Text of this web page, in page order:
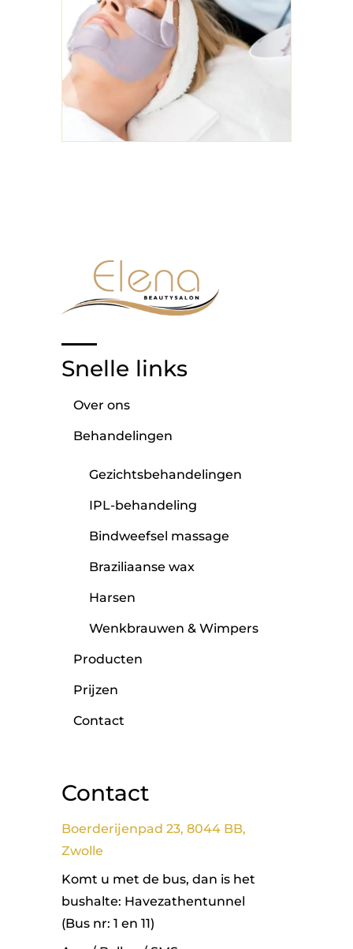
Snelle links
Over ons
Behandelingen
Gezichtsbehandelingen
IPL-behandeling
Bindweefsel massage
Braziliaanse wax
Harsen
Wenkbrauwen & Wimpers
Producten
Prijzen
Contact
Contact
Boerderijenpad 23, 8044 BB,
Zwolle
Komt u met de bus, dan is het
bushalte: Havezathentunnel
(Bus nr: 1 en 11)